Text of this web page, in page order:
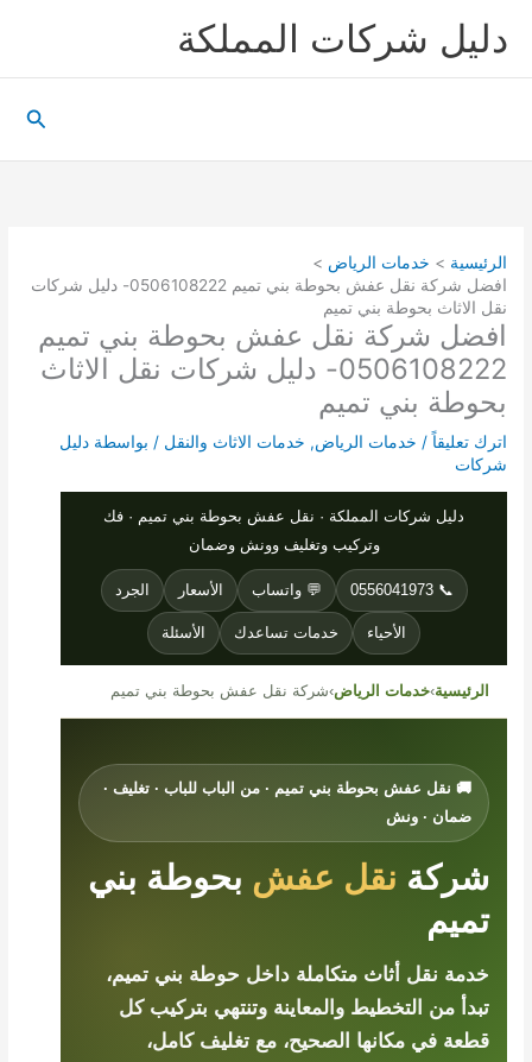
دليل شركات المملكة
الرئيسية
خدمات الرياض
افضل شركة نقل عفش بحوطة بني تميم 0506108222- دليل شركات
نقل الاثاث بحوطة بني تميم
افضل شركة نقل عفش بحوطة بني تميم
0506108222- دليل شركات نقل الاثاث
بحوطة بني تميم
اترك تعليقاً / خدمات الرياض, خدمات الاثاث والنقل / بواسطة دليل
شركات
دليل شركات المملكة · نقل عفش بحوطة بني تميم · فك
وتركيب وتغليف وونش وضمان
📞 0556041973 💬 واتساب الأسعار الجرد
الأحياء خدمات تساعدك الأسئلة
الرئيسية›خدمات الرياض›شركة نقل عفش بحوطة بني تميم
🚚 نقل عفش بحوطة بني تميم · من الباب للباب · تغليف ·
ضمان · ونش
شركة نقل عفش بحوطة بني
تميم
خدمة نقل أثاث متكاملة داخل حوطة بني تميم،
تبدأ من التخطيط والمعاينة وتنتهي بتركيب كل
قطعة في مكانها الصحيح، مع تغليف كامل،